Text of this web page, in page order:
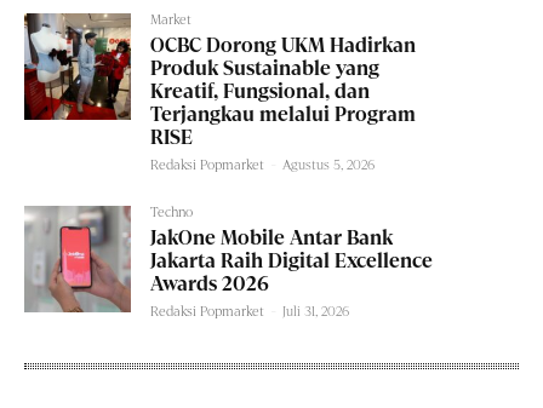
Market
OCBC Dorong UKM Hadirkan
Produk Sustainable yang
Kreatif, Fungsional, dan
Terjangkau melalui Program
RISE
Redaksi Popmarket Agustus 5, 2026
Techno
JakOne Mobile Antar Bank
Jakarta Raih Digital Excellence
Awards 2026
Redaksi Popmarket Juli 31, 2026